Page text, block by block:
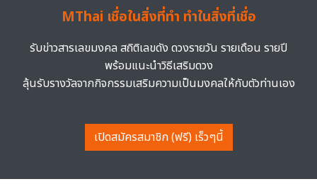
MThai เชื่อในสิ่งที่ทำ ทำในสิ่งที่เชื่อ
รับข่าวสารเลขมงคล สถิติเลขดัง ดวงรายวัน รายเดือน รายปี
พร้อมแนะนำวิธีเสริมดวง
ลุ้นรับรางวัลจากกิจกรรมเสริมความเป็นมงคลให้กับตัวท่านเอง
เปิดสมัครสมาชิก (ฟรี) เร็วๆนี้